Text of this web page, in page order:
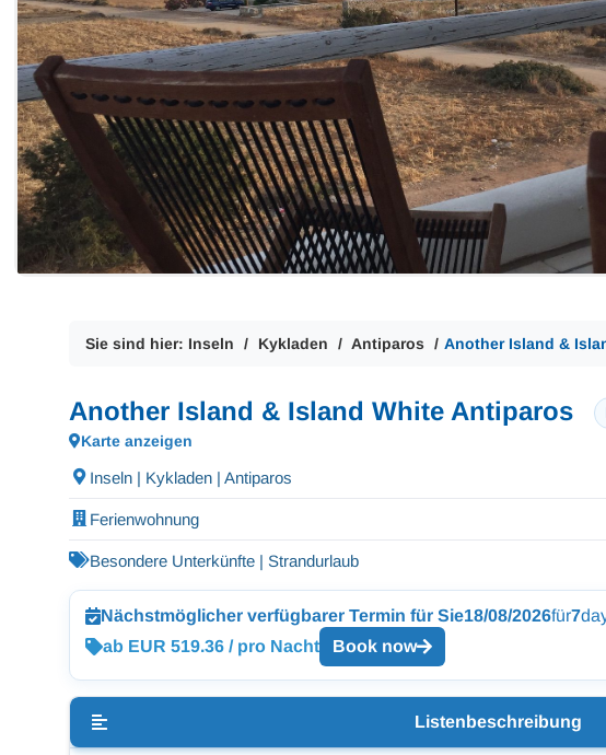
Sie sind hier: Inseln Kykladen Antiparos Another Island &
Another Island & Island White Antiparos
Karte anzeigen
Inseln | Kykladen | Antiparos
Ferienwohnung
Besondere Unterkünfte | Strandurlaub
Nächstmöglicher verfügbarer Termin für Sie18/08/2026für7
ab EUR 519.36 / pro Nacht
Book now
Listenbeschreibung